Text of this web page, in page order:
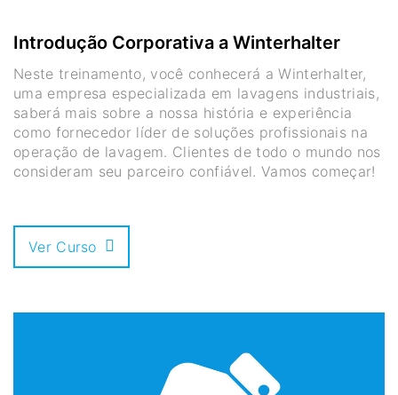
Introdução Corporativa a Winterhalter
Neste treinamento, você conhecerá a Winterhalter,
uma empresa especializada em lavagens industriais,
saberá mais sobre a nossa história e experiência
como fornecedor líder de soluções profissionais na
operação de lavagem. Clientes de todo o mundo nos
consideram seu parceiro confiável. Vamos começar!
Ver Curso